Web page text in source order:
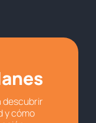
descubrir
y cómo